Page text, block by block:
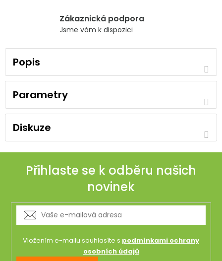
Zákaznická podpora
Jsme vám k dispozici
Popis
Parametry
Diskuze
Přihlaste se k odběru našich
novinek
Vložením e-mailu souhlasíte s podmínkami ochrany
osobních údajů